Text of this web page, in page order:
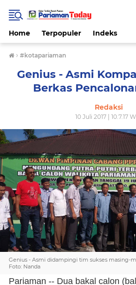
Home Terpopuler Indeks
› #kotapariaman
Genius - Asmi
Berkas
Redaksi
10 Juli 2017 | 10.7.17
Genius - Asmi didampingi tim sukses masing-
Foto: Nanda
Pariaman -- Dua bakal calon